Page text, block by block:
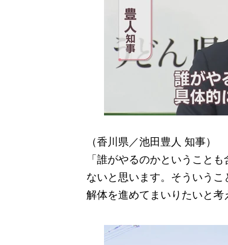
（香川県／池田豊人 知事）
「誰がやるのかということ
ないと思います。そういう
解体を進めてまいりたいと考